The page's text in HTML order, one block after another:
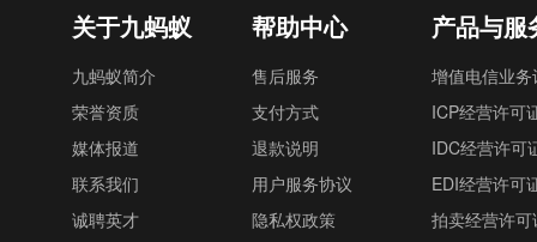
关于九蚂蚁
九蚂蚁简介
荣誉资质
媒体报道
联系我们
诚聘英才
帮助中心
售后服务
支付方式
退款说明
用户服务协议
隐私权政策
产品与服
增值电信业
ICP经营许可
IDC经营许可
EDI经营许可
拍卖经营许可